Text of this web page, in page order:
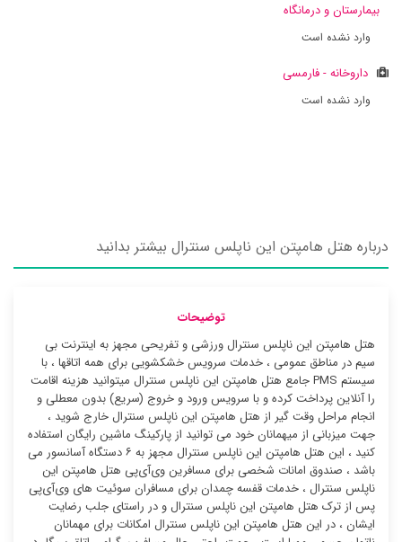
بیمارستان و درمانگاه
وارد نشده است
داروخانه - فارمسی
وارد نشده است
درباره هتل هامپتن این ناپلس سنترال بیشتر بدانید
توضیحات
هتل هامپتن این ناپلس سنترال ورزشی و تفریحی مجهز به اینترنت بی
سیم در مناطق عمومی ، خدمات سرویس خشکشویی برای همه اتاقها ، با
سیستم PMS جامع هتل هامپتن این ناپلس سنترال میتوانید هزینه اقامت
را آنلاین پرداخت کرده و با سرویس ورود و خروج (سریع) بدون معطلی و
انجام مراحل وقت گیر از هتل هامپتن این ناپلس سنترال خارج شوید ،
جهت میزبانی از میهمانان خود می توانید از پارکینگ ماشین رایگان استفاده
کنید ، این هتل هامپتن این ناپلس سنترال مجهز به ۶ دستگاه آسانسور می
باشد ، صندوق امانات شخصی برای مسافرین وی‌آی‌پی هتل هامپتن این
ناپلس سنترال ، خدمات قفسه چمدان برای مسافران سوئیت ‌های وی‌آی‌پی
پس از ترک هتل هامپتن این ناپلس سنترال و در راستای جلب رضایت
ایشان ، در این هتل هامپتن این ناپلس سنترال امکانات برای مهمانان